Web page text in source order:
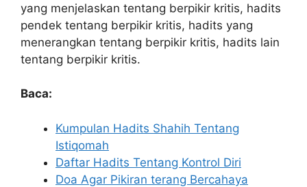
yang menjelaskan tentang berpikir kritis, hadits
pendek tentang berpikir kritis, hadits yang
menerangkan tentang berpikir kritis, hadits lain
tentang berpikir kritis.
Baca:
Kumpulan Hadits Shahih Tentang
Istiqomah
Daftar Hadits Tentang Kontrol Diri
Doa Agar Pikiran terang Bercahaya